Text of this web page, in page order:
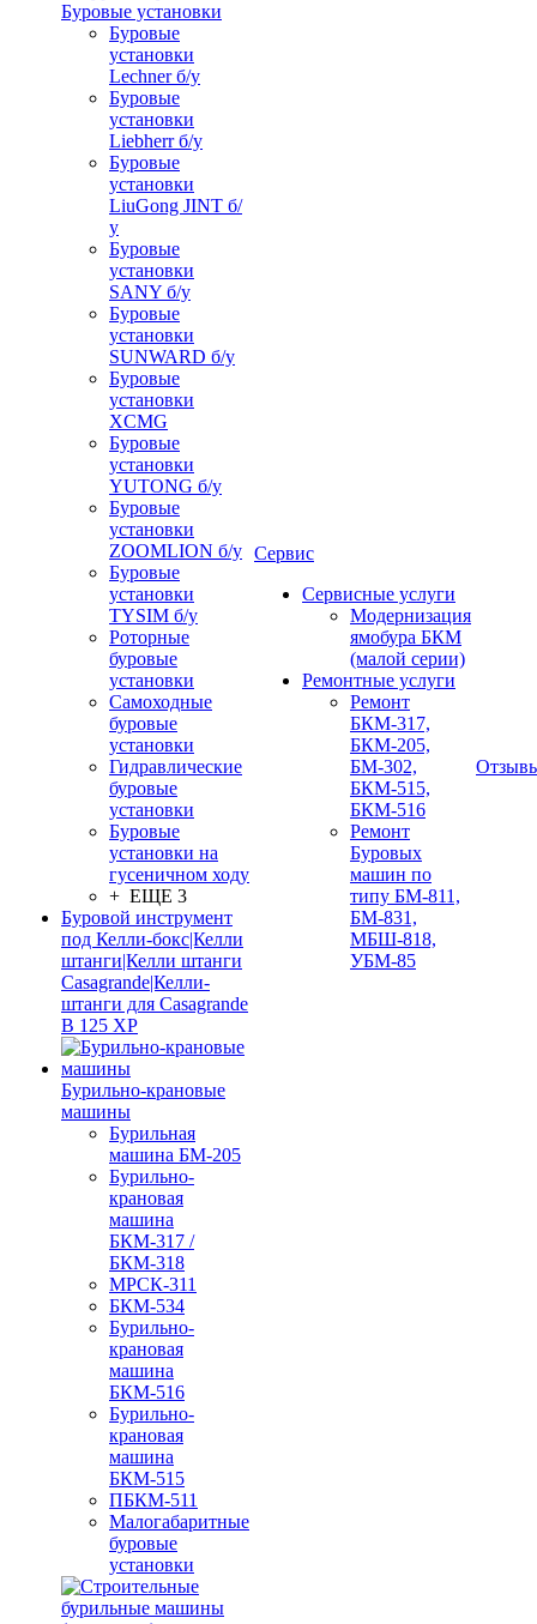
Буровые установки
Буровые
установки
Lechner б/у
Буровые
установки
Liebherr б/у
Буровые
установки
LiuGong JINT б/
у
Буровые
установки
SANY б/у
Буровые
установки
SUNWARD б/у
Буровые
установки
XCMG
Буровые
установки
YUTONG б/у
Буровые
установки
ZOOMLION б/у
Буровые
установки
TYSIM б/у
Роторные
буровые
установки
Самоходные
буровые
установки
Гидравлические
буровые
установки
Буровые
установки на
гусеничном ходу
+ ЕЩЕ 3
Буровой инструмент
под Келли-бокс|Келли
штанги|Келли штанги
Casagrande|Келли-
штанги для Casagrande
B 125 XP
Бурильно-крановые
машины
Бурильная
машина БМ-205
Бурильно-
крановая
машина
БКМ-317 /
БКМ-318
МРСК-311
БКМ-534
Бурильно-
крановая
машина
БКМ-516
Бурильно-
крановая
машина
БКМ-515
ПБКМ-511
Малогабаритные
буровые
установки
Сервис
Сервисные услуги
Модернизация
ямобура БКМ
(малой серии)
Ремонтные услуги
Ремонт
БКМ-317,
БКМ-205,
БМ-302,
БКМ-515,
БКМ-516
Ремонт
Буровых
машин по
типу БМ-811,
БМ-831,
МБШ-818,
УБМ-85